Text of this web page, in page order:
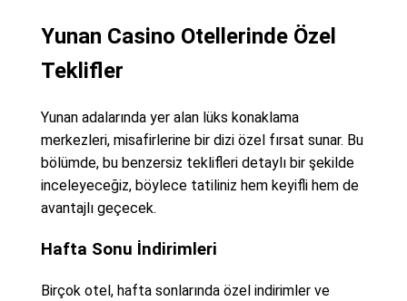
Yunan Casino Otellerinde Özel
Teklifler
Yunan adalarında yer alan lüks konaklama
merkezleri, misafirlerine bir dizi özel fırsat sunar. Bu
bölümde, bu benzersiz teklifleri detaylı bir şekilde
inceleyeceğiz, böylece tatiliniz hem keyifli hem de
avantajlı geçecek.
Hafta Sonu İndirimleri
Birçok otel, hafta sonlarında özel indirimler ve